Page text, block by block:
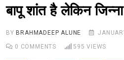
book
news videos
बापू शांत है लेकिन
BY BRAHMADEEP ALUNE
0 COMMENTS 595 VIEWS